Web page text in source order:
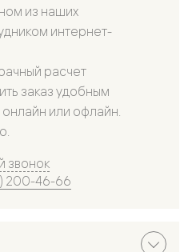
из наших
интернет-
расчет
заказ удобным
или офлайн.
звонок
200-46-66